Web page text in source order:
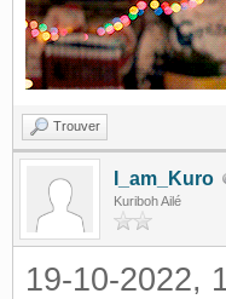
Trouver
I_am_Kuro
Kuriboh Ailé
19-10-2022,